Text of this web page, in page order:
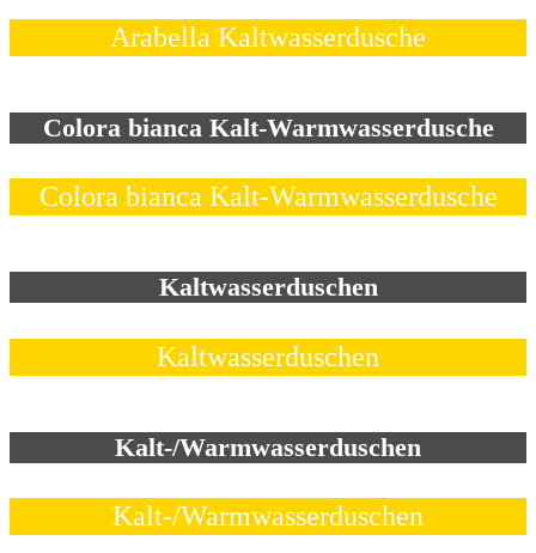
Arabella Kaltwasserdusche
Colora bianca Kalt-Warmwasserdusche
Colora bianca Kalt-Warmwasserdusche
Kaltwasserduschen
Kaltwasserduschen
Kalt-/Warmwasserduschen
Kalt-/Warmwasserduschen